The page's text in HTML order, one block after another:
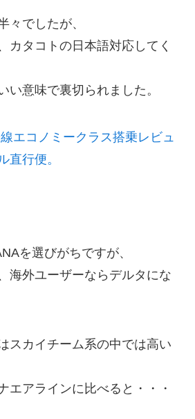
々でしたが、
カタコトの日本語対応してく
い意味で裏切られました。
エコノミークラス搭乗レビュ
直行便。
を選びがちですが、
海外ユーザーならデルタにな
スカイチーム系の中では高い
エアラインに比べると・・・